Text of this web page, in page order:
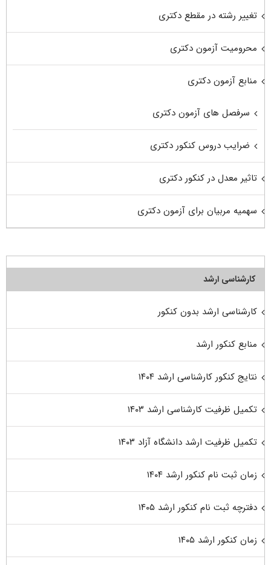
تغییر رشته در مقطع دکتری
محرومیت آزمون دکتری
منابع آزمون دکتری
سرفصل های آزمون دکتری
ضرایب دروس کنکور دکتری
تاثیر معدل در کنکور دکتری
سهمیه مربیان برای آزمون دکتری
کارشناسی ارشد
کارشناسی ارشد بدون کنکور
منابع کنکور ارشد
نتایج کنکور کارشناسی ارشد ۱۴۰۴
تکمیل ظرفیت کارشناسی ارشد ۱۴۰۳
تکمیل ظرفیت ارشد دانشگاه آزاد ۱۴۰۳
زمان ثبت نام کنکور ارشد ۱۴۰۴
دفترچه ثبت نام کنکور ارشد ۱۴۰۵
زمان کنکور ارشد ۱۴۰۵